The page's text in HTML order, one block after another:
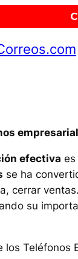
efectiva es
se ha
cerrar
su
los Teléfonos